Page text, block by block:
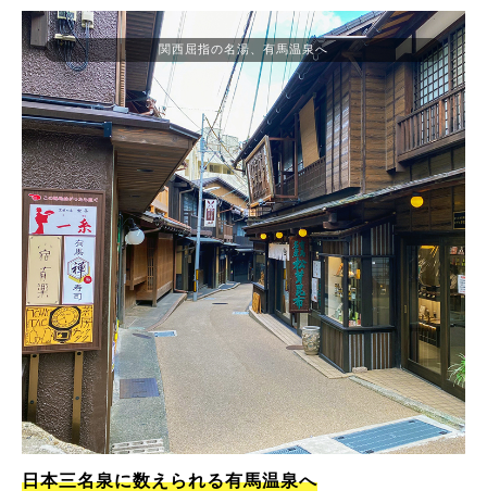
関西屈指の名湯、有馬温泉へ
日本三名泉に数えられる有馬温泉へ